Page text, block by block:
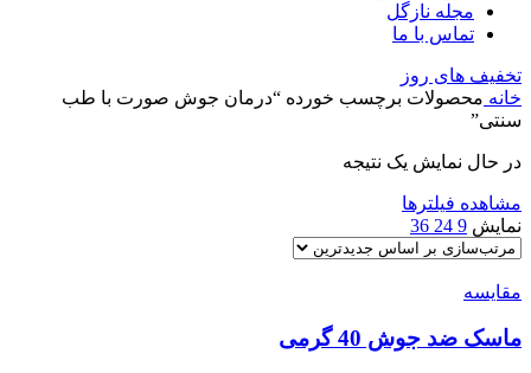
مجله نازگل
تماس با ما
تخفیف های روز
خانه محصولات برچسب خورده “درمان جوش صورت با طب
سنتی”
در حال نمایش یک نتیجه
مشاهده فیلترها
نمایش 9
24
36
مقایسه
ماسک ضد جوش 40 گرمی